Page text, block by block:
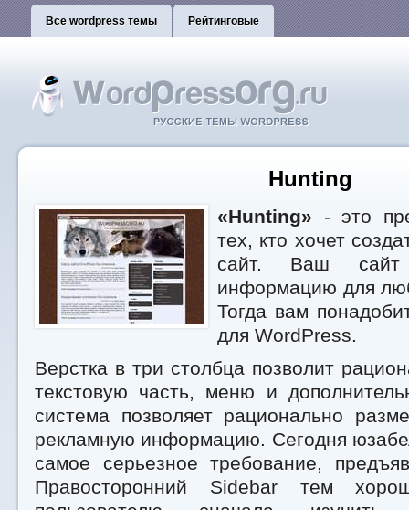
Все wordpress темы Рейтинговые
Hunting
«Hunting» - это
тех, кто хочет
сайт. Ваш сайт
информацию для
Тогда вам
для WordPress.
Верстка в три столбца позволит
текстовую часть, меню и
система позволяет рационально
рекламную информацию. Сегодня
самое серьезное требование,
Правосторонний Sidebar тем